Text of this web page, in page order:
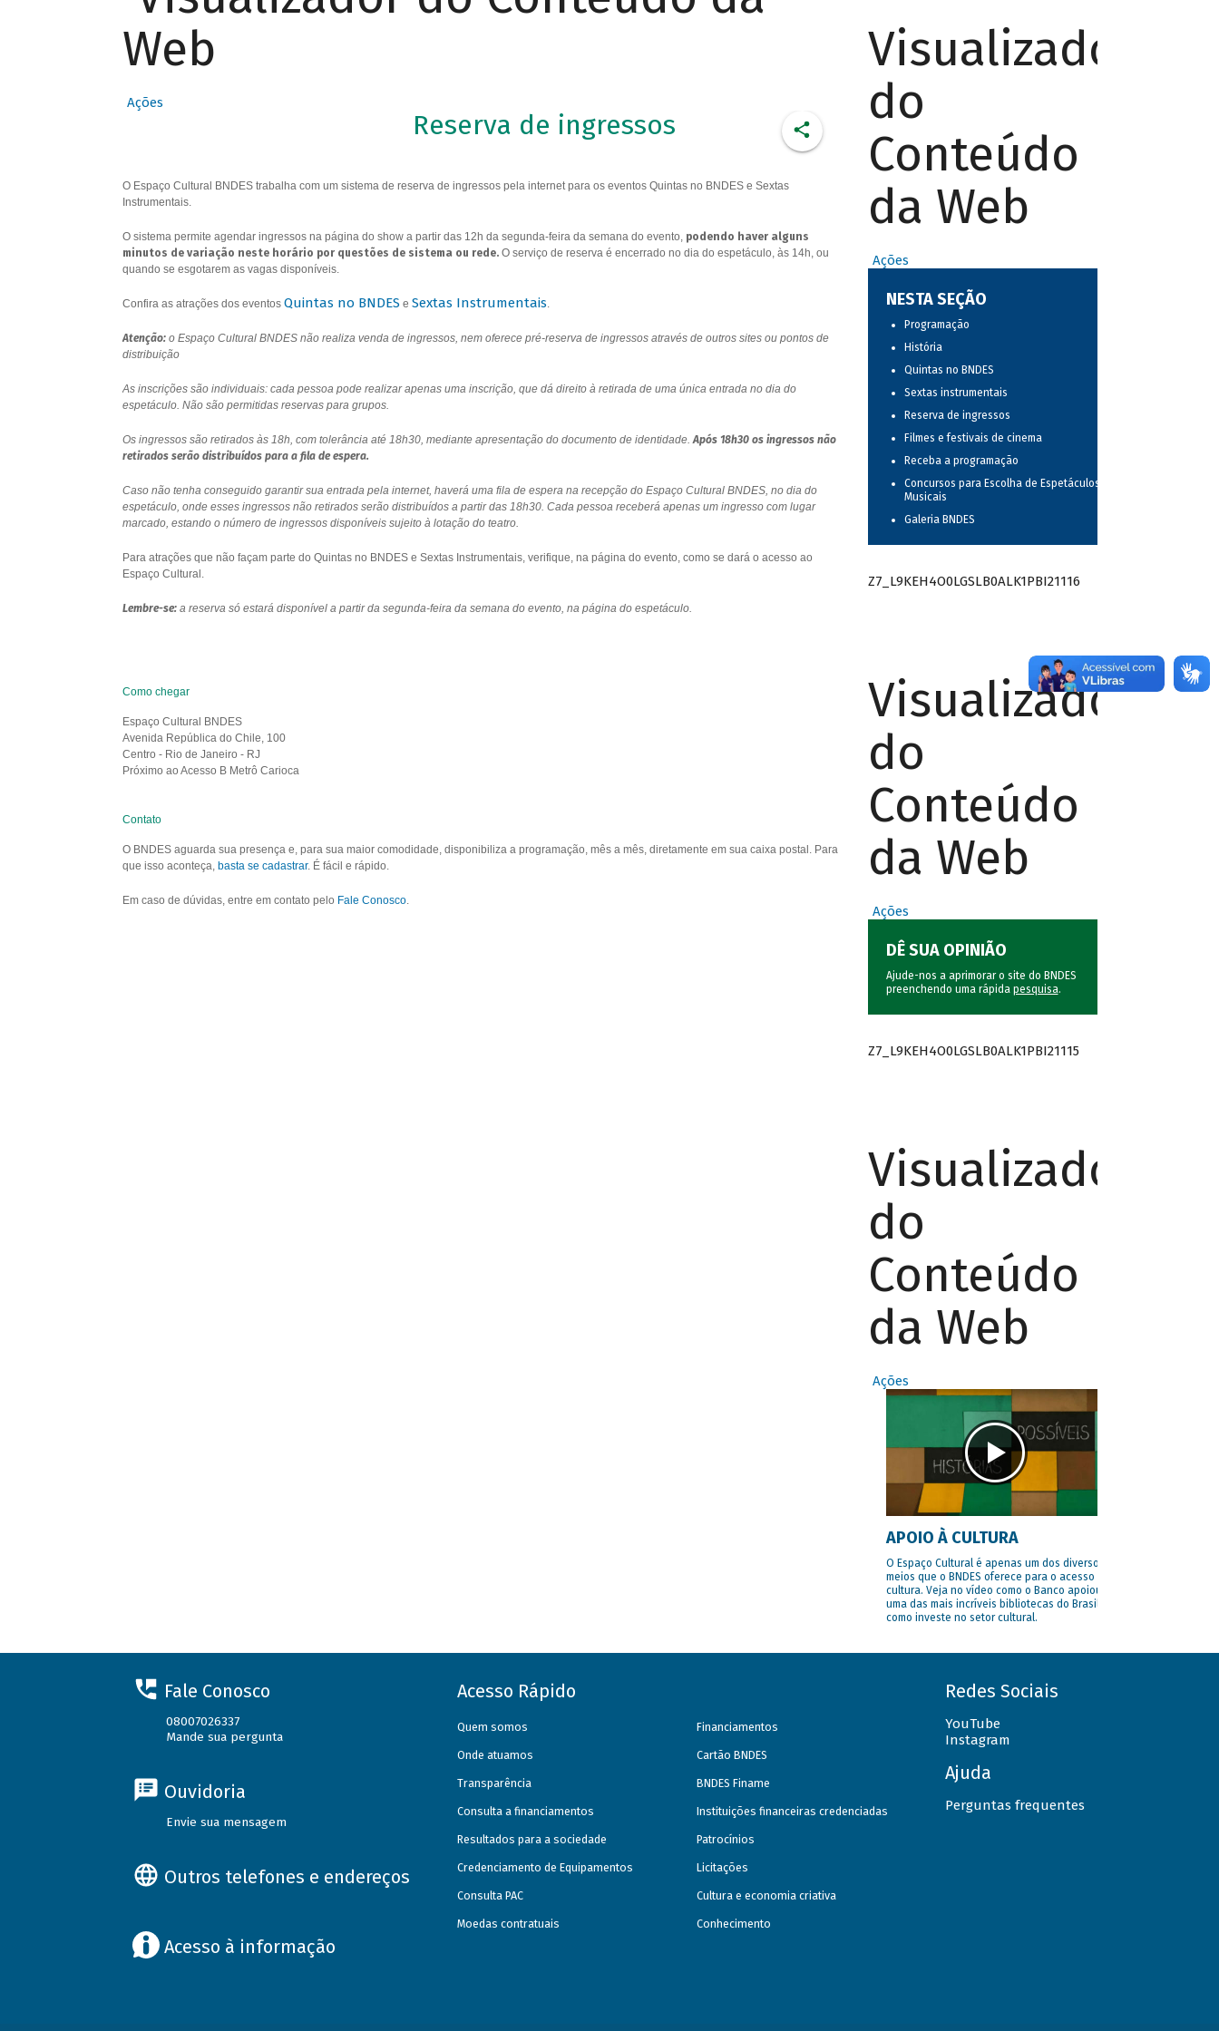
Web
Ações
Reserva de ingressos
O Espaço Cultural BNDES trabalha com um sistema de reserva de ingressos pela internet para os eventos Quintas no BNDES e Sextas
Instrumentais.
O sistema permite agendar ingressos na página do show a partir das 12h da segunda-feira da semana do evento, podendo haver alguns
minutos de variação neste horário por questões de sistema ou rede.O serviço de reserva é encerrado no dia do espetáculo, às 14h, ou
quando se esgotarem as vagas disponíveis.
Confira as atrações dos eventos Quintas no BNDES e Sextas Instrumentais.
Atenção:o Espaço Cultural BNDES não realiza venda de ingressos, nem oferece pré-reserva de ingressos através de outros sites ou pontos de
distribuição
As inscrições são individuais: cada pessoa pode realizar apenas uma inscrição, que dá direito à retirada de uma única entrada no dia do
espetáculo. Não são permitidas reservas para grupos.
Os ingressos são retirados às 18h, com tolerância até 18h30, mediante apresentação do documento de identidade.Após 18h30 os ingressos não
retirados serão distribuídos para a fila de espera.
Caso não tenha conseguido garantir sua entrada pela internet, haverá uma fila de espera na recepção do Espaço Cultural BNDES, no dia do
espetáculo, onde esses ingressos não retirados serão distribuídos a partir das 18h30. Cada pessoa receberá apenas um ingresso com lugar
marcado, estando o número de ingressos disponíveis sujeito à lotação do teatro.
Para atrações que não façam parte do Quintas no BNDES e Sextas Instrumentais, verifique, na página do evento, como se dará o acesso ao
Espaço Cultural.
Lembre-se:a reserva só estará disponível a partir da segunda-feira da semana do evento, na página do espetáculo.
Como chegar
Espaço Cultural BNDES
Avenida República do Chile, 100
Centro - Rio de Janeiro - RJ
Próximo ao Acesso B Metrô Carioca
Contato
O BNDES aguarda sua presença e, para sua maior comodidade, disponibiliza a programação, mês a mês, diretamente em sua caixa postal. Para
que isso aconteça, basta se cadastrar. É fácil e rápido.
Em caso de dúvidas, entre em contato pelo Fale Conosco.
Visualizador
do
Conteúdo
da Web
Ações
NESTA SEÇÃO
Programação
História
Quintas no BNDES
Sextas instrumentais
Reserva de ingressos
Filmes e festivais de cinema
Receba a programação
Concursos para Escolha de Espetáculos
Musicais
Galeria BNDES
Z7_L9KEH4O0LGSLB0ALK1PBI21116
Visualizador
do
Conteúdo
da Web
Ações
DÊ SUA OPINIÃO
Ajude-nos a aprimorar o site do BNDES
preenchendo uma rápida pesquisa.
Z7_L9KEH4O0LGSLB0ALK1PBI21115
Visualizador
do
Conteúdo
da Web
Ações
APOIO À CULTURA
O Espaço Cultural é apenas um dos diversos
meios que o BNDES oferece para o acesso à
cultura. Veja no vídeo como o Banco apoiou
uma das mais incríveis bibliotecas do Brasil e
como investe no setor cultural.
Fale Conosco
08007026337
Mande sua pergunta
Ouvidoria
Envie sua mensagem
Outros telefones e endereços
Acesso à informação
Acesso Rápido
Quem somos
Onde atuamos
Transparência
Consulta a financiamentos
Resultados para a sociedade
Credenciamento de Equipamentos
Consulta PAC
Moedas contratuais
Financiamentos
Cartão BNDES
BNDES Finame
Instituições financeiras credenciadas
Patrocínios
Licitações
Cultura e economia criativa
Conhecimento
Redes Sociais
YouTube
Instagram
Ajuda
Perguntas frequentes